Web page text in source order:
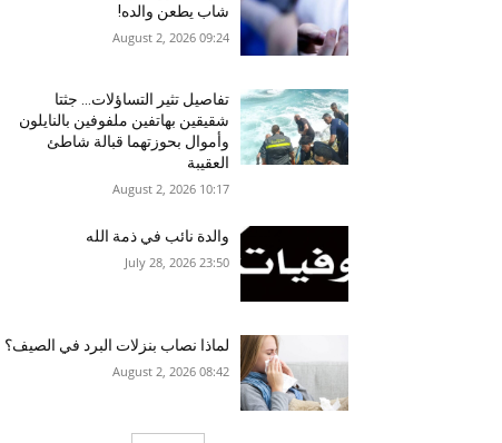
شاب يطعن والده!
09:24 2026 ,August 2
تفاصيل تثير التساؤلات… جثتا
شقيقين بهاتفين ملفوفين بالنايلون
وأموال بحوزتهما قبالة شاطئ
العقيبة
10:17 2026 ,August 2
والدة نائب في ذمة الله
23:50 2026 ,July 28
لماذا نصاب بنزلات البرد في الصيف؟
08:42 2026 ,August 2